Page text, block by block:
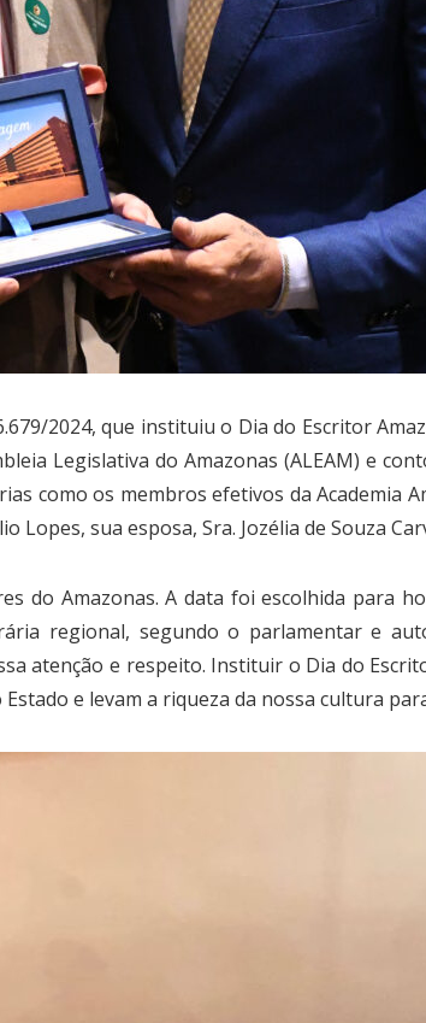
2024, que instituiu o Dia do Escritor
Legislativa do Amazonas (ALEAM) e
como os membros efetivos da Academia
sua esposa, Sra. Jozélia de Souza
do Amazonas. A data foi escolhida para
regional, segundo o parlamentar e
atenção e respeito. Instituir o Dia do
e levam a riqueza da nossa cultura